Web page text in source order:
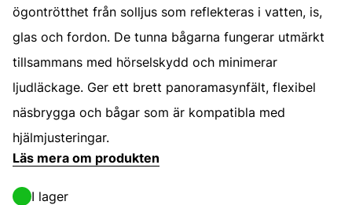
ögontrötthet från solljus som reflekteras i vatten, is,
glas och fordon. De tunna bågarna fungerar utmärkt
tillsammans med hörselskydd och minimerar
ljudläckage. Ger ett brett panoramasynfält, flexibel
näsbrygga och bågar som är kompatibla med
hjälmjusteringar.
Läs mera om produkten
I lager